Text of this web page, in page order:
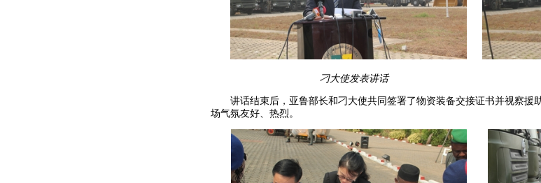
刁大使发表讲话
讲话结束后，亚鲁部长和刁大使共同签署了物资装备交接证书并视察援
场气氛友好、热烈。